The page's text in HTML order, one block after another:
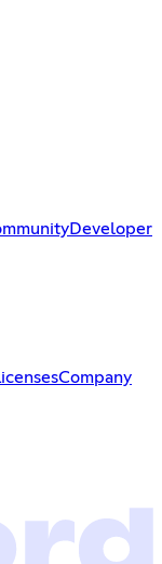
Developer
Company